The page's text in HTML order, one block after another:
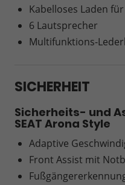
Kabelloses Laden
6 Lautsprecher
Multifunktions-
SICHERHEIT
Sicherheits- und
SEAT Arona Style
Adaptive
Front Assist mit